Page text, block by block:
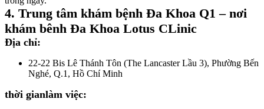
4. Trung tâm khám bệnh Đa Khoa Q1 – nơi
khám bênh Đa Khoa Lotus CLinic
Địa chỉ:
22-22 Bis Lê Thánh Tôn (The Lancaster Lầu 3), Phường Bến
Nghé, Q.1, Hồ Chí Minh
thời gianlàm việc: